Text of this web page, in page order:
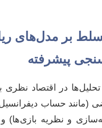
تسلط بر مدل‌های
پیشرفته
در اقتصاد نظری
(مانند حساب دیفرانسیل
و نظریه بازی‌ها)